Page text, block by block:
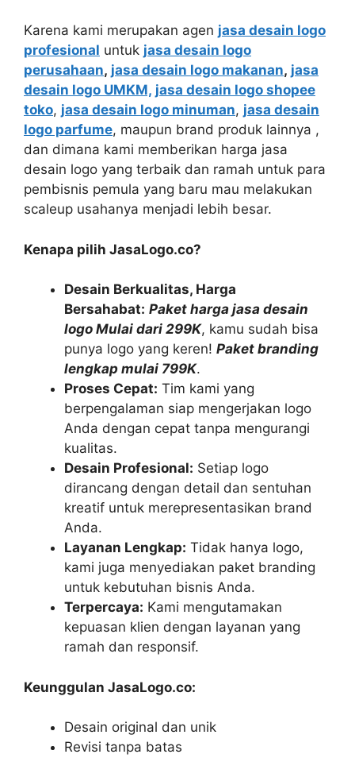
Karena kami merupakan agen jasa desain logo
profesional untuk jasa desain logo
perusahaan, jasa desain logo makanan, jasa
desain logo UMKM, jasa desain logo shopee
toko, jasa desain logo minuman, jasa desain
logo parfume, maupun brand produk lainnya ,
dan dimana kami memberikan harga jasa
desain logo yang terbaik dan ramah untuk para
pembisnis pemula yang baru mau melakukan
scaleup usahanya menjadi lebih besar.
Kenapa pilih JasaLogo.co?
Desain Berkualitas, Harga
Bersahabat: Paket harga jasa desain
logo Mulai dari 299K, kamu sudah bisa
punya logo yang keren! Paket branding
lengkap mulai 799K.
Proses Cepat: Tim kami yang
berpengalaman siap mengerjakan logo
Anda dengan cepat tanpa mengurangi
kualitas.
Desain Profesional: Setiap logo
dirancang dengan detail dan sentuhan
kreatif untuk merepresentasikan brand
Anda.
Layanan Lengkap: Tidak hanya logo,
kami juga menyediakan paket branding
untuk kebutuhan bisnis Anda.
Terpercaya: Kami mengutamakan
kepuasan klien dengan layanan yang
ramah dan responsif.
Keunggulan JasaLogo.co:
Desain original dan unik
Revisi tanpa batas